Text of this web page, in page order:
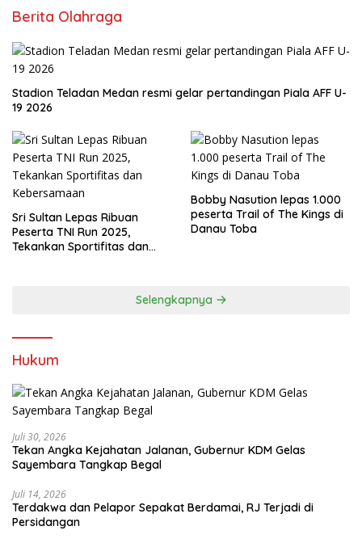
Berita Olahraga
Stadion Teladan Medan resmi gelar pertandingan Piala AFF U-
19 2026
Sri Sultan Lepas Ribuan
Peserta TNI Run 2025,
Tekankan Sportifitas dan
Bobby Nasution lepas 1.000
peserta Trail of The Kings di
Danau Toba
Selengkapnya
Hukum
Juli 30, 2026
Tekan Angka Kejahatan Jalanan, Gubernur KDM Gelas
Sayembara Tangkap Begal
Juli 14, 2026
Terdakwa dan Pelapor Sepakat Berdamai, RJ Terjadi di
Persidangan